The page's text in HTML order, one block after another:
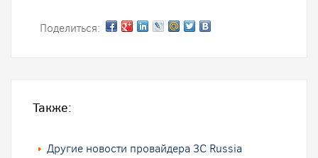
Поделиться:
Также:
Другие новости провайдера 3C Russia